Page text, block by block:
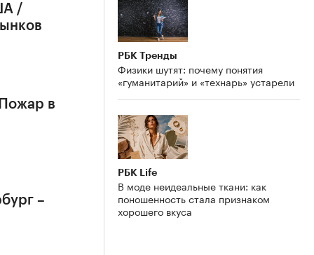
/
в
–
РБК Тренды
Физики шутят: почему понятия
«гуманитарий» и «технарь» устарели
РБК Life
В моде неидеальные ткани: как
поношенность стала признаком
хорошего вкуса